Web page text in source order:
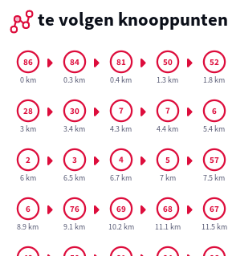
te volgen knooppunten
0 km 0.3 km 0.4 km 1.3 km 1.8 km
3 km 3.4 km 4.3 km 4.4 km 5.4 km
6 km 6.5 km 6.7 km 7 km 7.5 km
8.9 km 9.1 km 10.2 km 11.1 km 11.5 km